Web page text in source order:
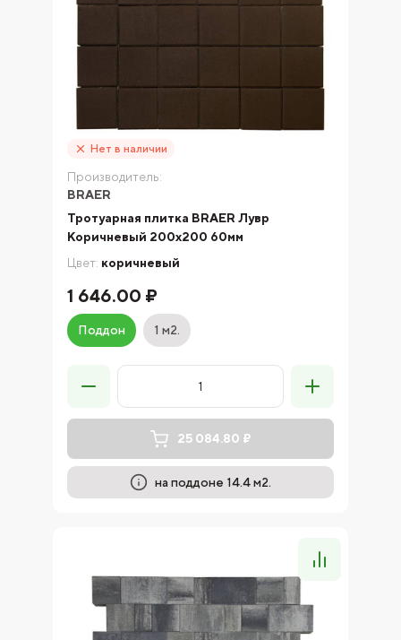
Нет в наличии
Производитель:
BRAER
Тротуарная плитка BRAER Лувр
Коричневый 200х200 60мм
Цвет: коричневый
1 646.00 ₽
Поддон 1 м2.
25 084.80 ₽
на поддоне 14.4 м2.